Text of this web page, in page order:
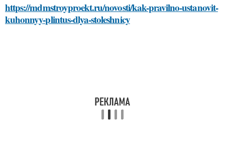
https://mdmstroyproekt.ru/novosti/kak-pravilno-ustanovit-
kuhonnyy-plintus-dlya-stoleshnicy